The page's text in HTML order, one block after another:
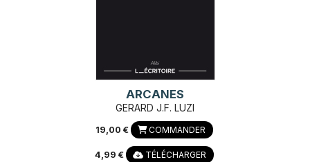
ARCANES
GERARD J.F. LUZI
19,00 € COMMANDER
4,99 € TÉLÉCHARGER